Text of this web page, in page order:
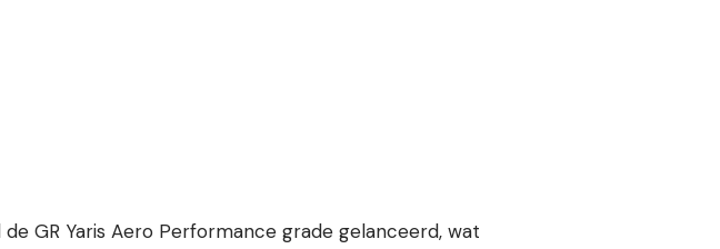
GR Yaris Aero Performance grade gelanceerd, wat